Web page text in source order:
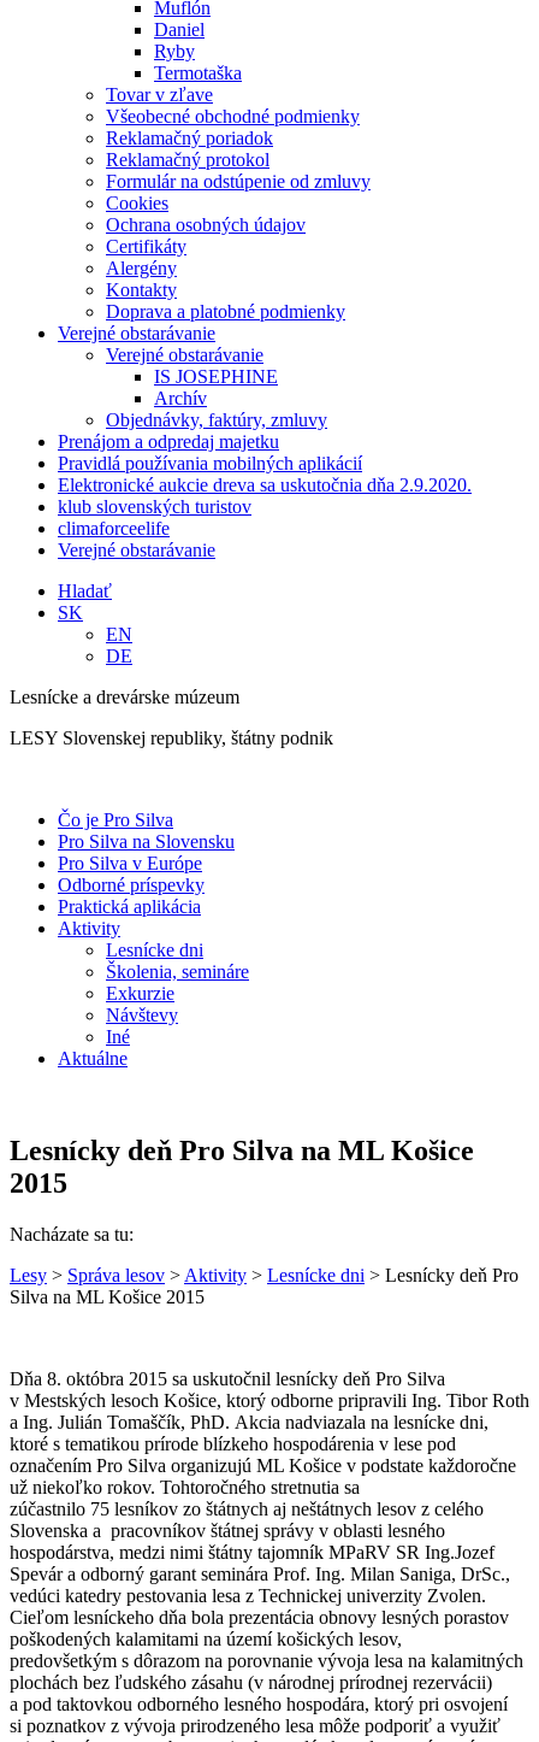
Muflón
Daniel
Ryby
Termotaška
Tovar v zľave
Všeobecné obchodné podmienky
Reklamačný poriadok
Reklamačný protokol
Formulár na odstúpenie od zmluvy
Cookies
Ochrana osobných údajov
Certifikáty
Alergény
Kontakty
Doprava a platobné podmienky
Verejné obstarávanie
Verejné obstarávanie
IS JOSEPHINE
Archív
Objednávky, faktúry, zmluvy
Prenájom a odpredaj majetku
Pravidlá používania mobilných aplikácií
Elektronické aukcie dreva sa uskutočnia dňa 2.9.2020.
klub slovenských turistov
climaforceelife
Verejné obstarávanie
Hladať
SK
EN
DE
Lesnícke a drevárske múzeum
LESY Slovenskej republiky, štátny podnik
Čo je Pro Silva
Pro Silva na Slovensku
Pro Silva v Európe
Odborné príspevky
Praktická aplikácia
Aktivity
Lesnícke dni
Školenia, semináre
Exkurzie
Návštevy
Iné
Aktuálne
Lesnícky deň Pro Silva na ML Košice
2015
Nacházate sa tu:
Lesy > Správa lesov > Aktivity > Lesnícke dni > Lesnícky deň Pro
Silva na ML Košice 2015
Dňa 8. októbra 2015 sa uskutočnil lesnícky deň Pro Silva
v Mestských lesoch Košice, ktorý odborne pripravili Ing. Tibor Roth
a Ing. Julián Tomaščík, PhD. Akcia nadviazala na lesnícke dni,
ktoré s tematikou prírode blízkeho hospodárenia v lese pod
označením Pro Silva organizujú ML Košice v podstate každoročne
už niekoľko rokov. Tohtoročného stretnutia sa
zúčastnilo 75 lesníkov zo štátnych aj neštátnych lesov z celého
Slovenska a pracovníkov štátnej správy v oblasti lesného
hospodárstva, medzi nimi štátny tajomník MPaRV SR Ing.Jozef
Spevár a odborný garant seminára Prof. Ing. Milan Saniga, DrSc.,
vedúci katedry pestovania lesa z Technickej univerzity Zvolen.
Cieľom lesníckeho dňa bola prezentácia obnovy lesných porastov
poškodených kalamitami na území košických lesov,
predovšetkým s dôrazom na porovnanie vývoja lesa na kalamitných
plochách bez ľudského zásahu (v národnej prírodnej rezervácii)
a pod taktovkou odborného lesného hospodára, ktorý pri osvojení
si poznatkov z vývoja prirodzeného lesa môže podporiť a využiť